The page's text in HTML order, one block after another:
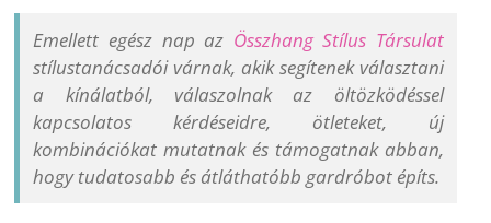
Emellett egész nap az Összhang Stílus Társulat
stílustanácsadói várnak, akik segítenek választani
a kínálatból, válaszolnak az öltözködéssel
kapcsolatos kérdéseidre, ötleteket, új
kombinációkat mutatnak és támogatnak abban,
hogy tudatosabb és átláthatóbb gardróbot építs.